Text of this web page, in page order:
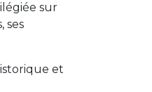
sur
ses
et